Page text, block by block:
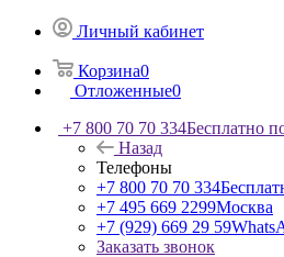
Личный кабинет
Корзина0
Отложенные0
+7 800 70 70 334Бесплатно
Назад
Телефоны
+7 800 70 70 334
+7 495 669 2299Москва
+7 (929) 669 29 59
Заказать звонок